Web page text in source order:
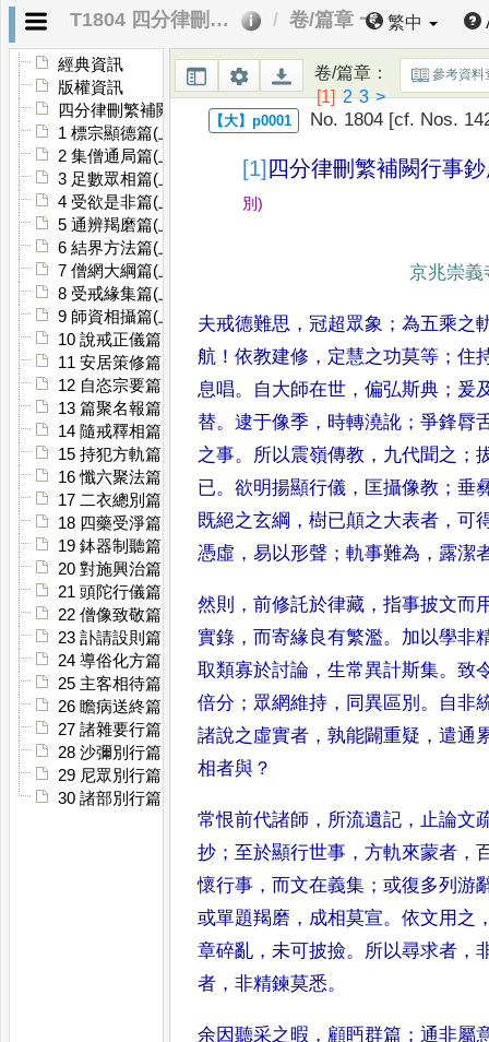
T1804 四分律刪繁補闕行事鈔 卷/篇章 一 繁中
經典資訊
版權資訊
四分律刪繁補闕行事鈔序
1 標宗顯德篇(上一)
2 集僧通局篇(上一)
3 足數眾相篇(上一)
4 受欲是非篇(上一)
5 通辨羯磨篇(上一)
6 結界方法篇(上二)
7 僧網大綱篇(上二)
8 受戒緣集篇(上三)
9 師資相攝篇(上三)
10 說戒正儀篇(上四)
11 安居策修篇(上四)
12 自恣宗要篇(上四)
13 篇聚名報篇(中一)
14 隨戒釋相篇(中一-三)
15 持犯方軌篇(中四)
16 懺六聚法篇(中四)
17 二衣總別篇(下一)
18 四藥受淨篇(下二)
19 鉢器制聽篇(下二)
20 對施興治篇(下二)
21 頭陀行儀篇(下三)
22 僧像致敬篇(下三)
23 訃請設則篇(下三)
24 導俗化方篇(下三)
25 主客相待篇(下三)
26 瞻病送終篇(下四)
27 諸雜要行篇(下四)
28 沙彌別行篇(下四)
29 尼眾別行篇(下四)
30 諸部別行篇(下四)
卷/篇章：
[1] 2 3 >
參考資料
No. 1804 [cf. Nos.
[1] 四分律刪繁補闕行事
別)
京兆崇義
夫戒德難思 ，冠超眾象 ；為五乘之
航 ！依教建修 ， 定慧之功莫等 ；住
息唱。 自大師在世 ，偏弘斯典 ； 爰
替。逮于像季 ， 時轉澆訛 ；爭鋒脣
之事。 所以震嶺傳教 ， 九代聞之 ；
已。欲明揚顯行儀 ， 匡攝像教 ；垂
既絕之玄綱 ，樹已顛之大表者 ，可
憑虛 ，易以形聲 ；軌事難為 ， 露潔
然則 ，前修託於律藏 ，指事披文而
實錄 ， 而寄緣良有繁濫。 加以學非
取類寡於討論 ，生常異計斯集。致
倍分 ； 眾網維持 ， 同異區別 。
自非
諸說之虛實者 ，孰能闢重疑 ，遣通
相者與 ？
常恨前代諸師 ， 所流遺記 ，止論文
抄 ； 至於顯行世事 ，方軌來蒙者 ，
懷行事 ， 而文在義集 ；或復多列游
或單題羯磨 ， 成相莫宣。依文用之
章碎亂 ，未可披撿。 所以尋求者 ，
者 ，非精鍊莫悉。
余因聽采之暇 ， 顧眄群篇 ；通非屬